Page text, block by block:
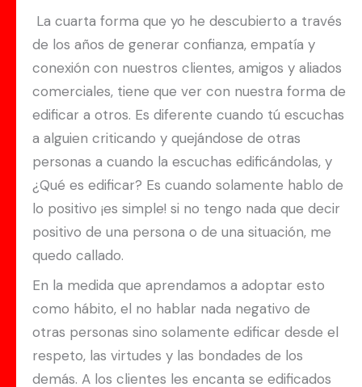
La cuarta forma que yo he descubierto a través
de los años de generar confianza, empatía y
conexión con nuestros clientes, amigos y aliados
comerciales, tiene que ver con nuestra forma de
edificar a otros. Es diferente cuando tú escuchas
a alguien criticando y quejándose de otras
personas a cuando la escuchas edificándolas, y
¿Qué es edificar? Es cuando solamente hablo de
lo positivo ¡es simple! si no tengo nada que decir
positivo de una persona o de una situación, me
quedo callado.
En la medida que aprendamos a adoptar esto
como hábito, el no hablar nada negativo de
otras personas sino solamente edificar desde el
respeto, las virtudes y las bondades de los
demás. A los clientes les encanta se edificados